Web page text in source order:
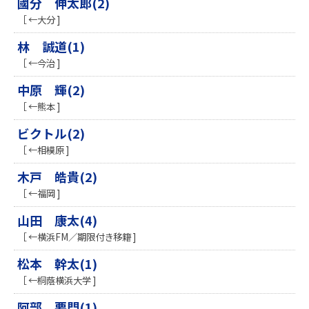
［ ←大分 ]
林 誠道(1)
［ ←今治 ]
中原 輝(2)
［ ←熊本 ]
ビクトル(2)
［ ←相模原 ]
木戸 皓貴(2)
［ ←福岡 ]
山田 康太(4)
［ ←横浜FM／期限付き移籍 ]
松本 幹太(1)
［ ←桐蔭横浜大学 ]